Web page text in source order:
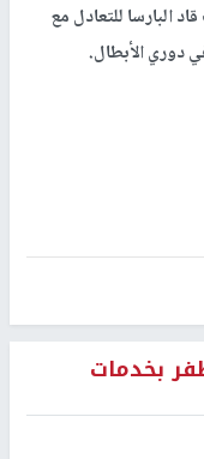
البارسا للتعادل مع
دوري الأبطال.
بخدمات